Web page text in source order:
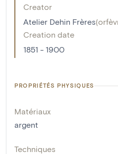
Creator
Atelier Dehin Frères(
Creation date
1851 - 1900
PROPRIÉTÉS PHYSIQUES
Matériaux
argent
Techniques